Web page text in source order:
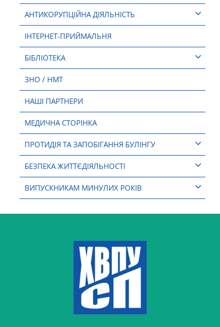
АНТИКОРУПЦІЙНА ДІЯЛЬНІСТЬ
ІНТЕРНЕТ-ПРИЙМАЛЬНЯ
БІБЛІОТЕКА
ЗНО / НМТ
НАШІ ПАРТНЕРИ
МЕДИЧНА СТОРІНКА
ПРОТИДІЯ ТА ЗАПОБІГАННЯ БУЛІНГУ
БЕЗПЕКА ЖИТТЄДІЯЛЬНОСТІ
ВИПУСКНИКАМ МИНУЛИХ РОКІВ